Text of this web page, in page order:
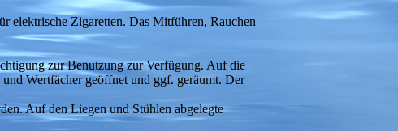
elektrische Zigaretten. Das Mitführen, Rauchen
zur Benutzung zur Verfügung. Auf die
Wertfächer geöffnet und ggf. geräumt. Der
Auf den Liegen und Stühlen abgelegte